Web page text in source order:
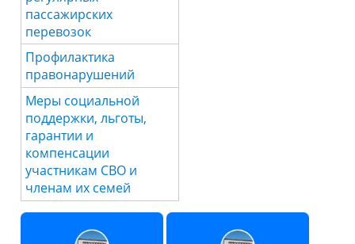
пассажирских
перевозок
Профилактика
правонарушений
Меры социальной
поддержки, льготы,
гарантии и
компенсации
участникам СВО и
членам их семей